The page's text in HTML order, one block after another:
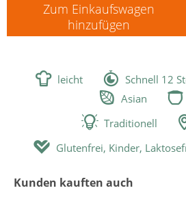
Zum Einkaufswagen
hinzufügen
 leicht  Schnell 12
 Asian 
 Traditionell
 Glutenfrei, Kinder,
Kunden kauften auch